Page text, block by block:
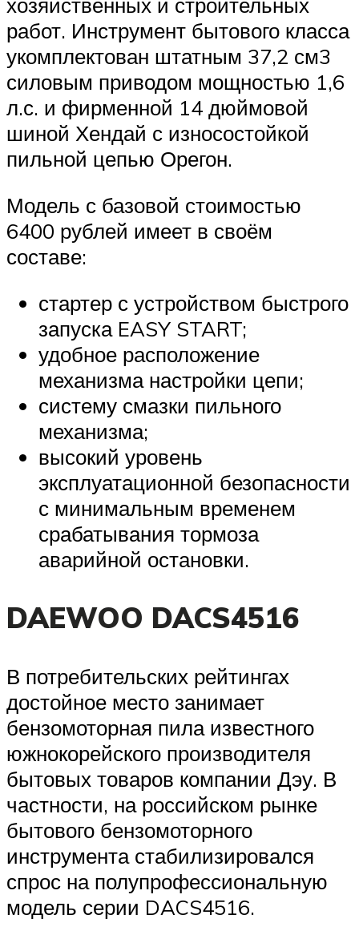
хозяйственных и строительных
работ. Инструмент бытового класса
укомплектован штатным 37,2 см3
силовым приводом мощностью 1,6
л.с. и фирменной 14 дюймовой
шиной Хендай с износостойкой
пильной цепью Орегон.
Модель с базовой стоимостью
6400 рублей имеет в своём
составе:
стартер с устройством быстрого
запуска EASY START;
удобное расположение
механизма настройки цепи;
систему смазки пильного
механизма;
высокий уровень
эксплуатационной безопасности
с минимальным временем
срабатывания тормоза
аварийной остановки.
DAEWOO DACS4516
В потребительских рейтингах
достойное место занимает
бензомоторная пила известного
южнокорейского производителя
бытовых товаров компании Дэу. В
частности, на российском рынке
бытового бензомоторного
инструмента стабилизировался
спрос на полупрофессиональную
модель серии DACS4516.